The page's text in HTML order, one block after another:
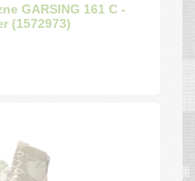
GARSING 161 C -
(1572973)